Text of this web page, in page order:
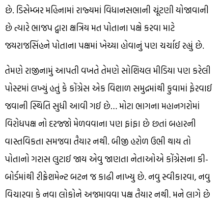
છે. ડિસેમ્બર મહિનામાં રાજ્યમાં વિધાનસભાની ચૂંટણી યોજાવાની
છે ત્યારે ભાજપ દ્વારા ક્ષત્રિય મત પોતાના પક્ષે કરવા માટે
જયરાજસિંહને પોતાના પક્ષમાં ખેચ્યા હોવાનું પણ ચર્ચાઈ રહ્યું છે.
તેમણે રાજીનામું આપતી વખતે તેમણે સોશિયલ મીડિયા પણ કરેલી
પોસ્ટમાં લખ્યું હતું કે કોંગ્રેસ એક વિશાળ સમુદ્રમાંથી કુવામાં ફેરવાઈ
જવાની સ્થિતિ સુધી આવી ગઈ છે… મોટા ભાગના મહાનગરોમાં
વિરોધપક્ષ નો દરજ્જો મેળવવાના પણ ફાંફા છે છતાં બહારની
વાસ્તવિકતા સમજવા તૈયાર નથી. બીજી હરોળ ઉભી થાય તો
પોતાનો ગરાસ લુટાઈ જાય એવુ જાણતા નેતાઓએ કોંગ્રેસના કી-
બોર્ડમાંથી રીફ્રેશમેન્ટ બટન જ કાઢી નાખ્યુ છે. નવુ સ્વીકારવા, નવુ
વિચારવા કે નવા લોકોને અજમાવવા પક્ષ તૈયાર નથી. મને લાગે છે